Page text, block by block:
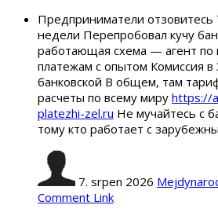
Предприниматели отзовитесь
недели Перепробовал кучу
работающая схема — агент
платежам с опытом Комиссия в
банковской В общем, там
расчеты по всему миру https://
platezhi-zel.ru Не мучайтесь с
тому кто работает с
7. srpen 2026
Comment Link